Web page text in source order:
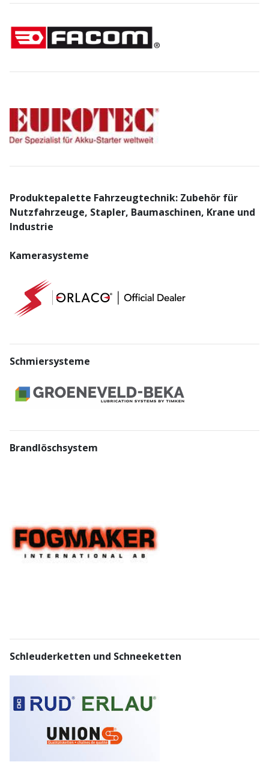
Produktepalette Fahrzeugtechnik: Zubehör für
Nutzfahrzeuge, Stapler, Baumaschinen, Krane und
Industrie
Kamerasysteme
Schmiersysteme
Brandlöschsystem
Schleuderketten und Schneeketten